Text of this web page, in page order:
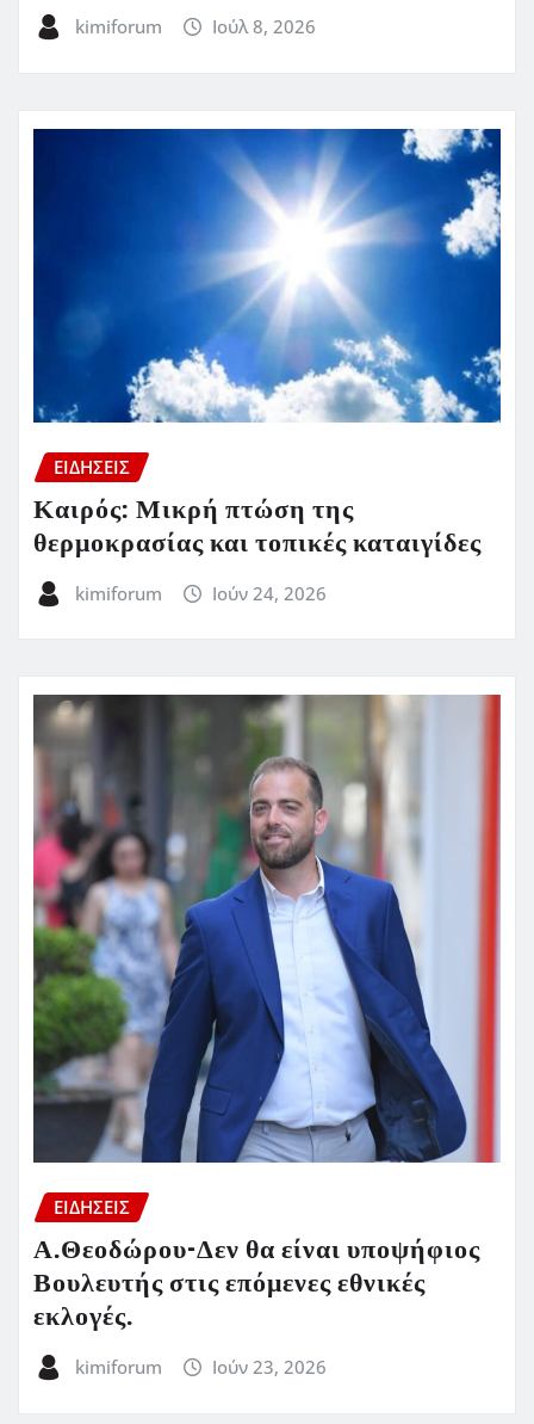
kimiforum Ιούλ 8, 2026
ΕΙΔΗΣΕΙΣ
Καιρός: Μικρή πτώση της
θερμοκρασίας και τοπικές καταιγίδες
kimiforum Ιούν 24, 2026
ΕΙΔΗΣΕΙΣ
Α.Θεοδώρου-Δεν θα είναι υποψήφιος
Βουλευτής στις επόμενες εθνικές
εκλογές.
kimiforum Ιούν 23, 2026